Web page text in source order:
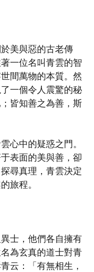
美與惡的古老傳
一位名叫青雲的智
間萬物的本質。然
一個令人震驚的秘
皆知善之為善，斯
心中的疑惑之門。
表面的美與善，卻
尋真理，青雲決定
旅程。
士，他們各自擁有
為玄真的道士對青
云：「有無相生，